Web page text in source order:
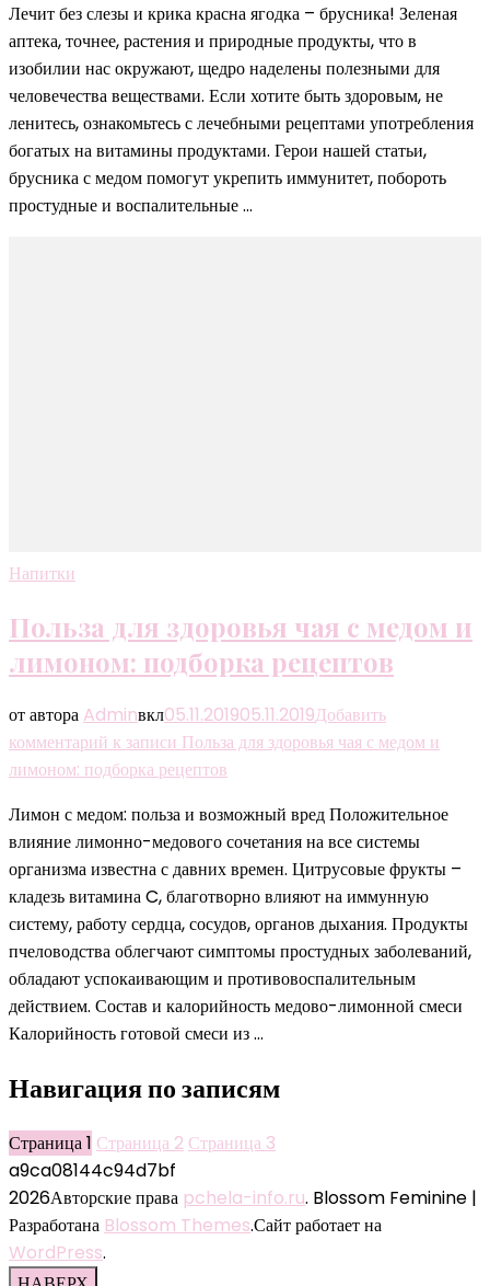
Лечит без слезы и крика красна ягодка – брусника! Зеленая
аптека, точнее, растения и природные продукты, что в
изобилии нас окружают, щедро наделены полезными для
человечества веществами. Если хотите быть здоровым, не
ленитесь, ознакомьтесь с лечебными рецептами употребления
богатых на витамины продуктами. Герои нашей статьи,
брусника с медом помогут укрепить иммунитет, побороть
простудные и воспалительные …
Напитки
Польза для здоровья чая с медом и
лимоном: подборка рецептов
от автора Adminвкл05.11.201905.11.2019Добавить
комментарий к записи Польза для здоровья чая с медом и
лимоном: подборка рецептов
Лимон с медом: польза и возможный вред Положительное
влияние лимонно-медового сочетания на все системы
организма известна с давних времен. Цитрусовые фрукты –
кладезь витамина C, благотворно влияют на иммунную
систему, работу сердца, сосудов, органов дыхания. Продукты
пчеловодства облегчают симптомы простудных заболеваний,
обладают успокаивающим и противовоспалительным
действием. Состав и калорийность медово-лимонной смеси
Калорийность готовой смеси из …
Навигация по записям
Страница1 Страница 2 Страница 3
a9ca08144c94d7bf
2026Авторские права pchela-info.ru. Blossom Feminine |
Разработана Blossom Themes.Сайт работает на
WordPress.